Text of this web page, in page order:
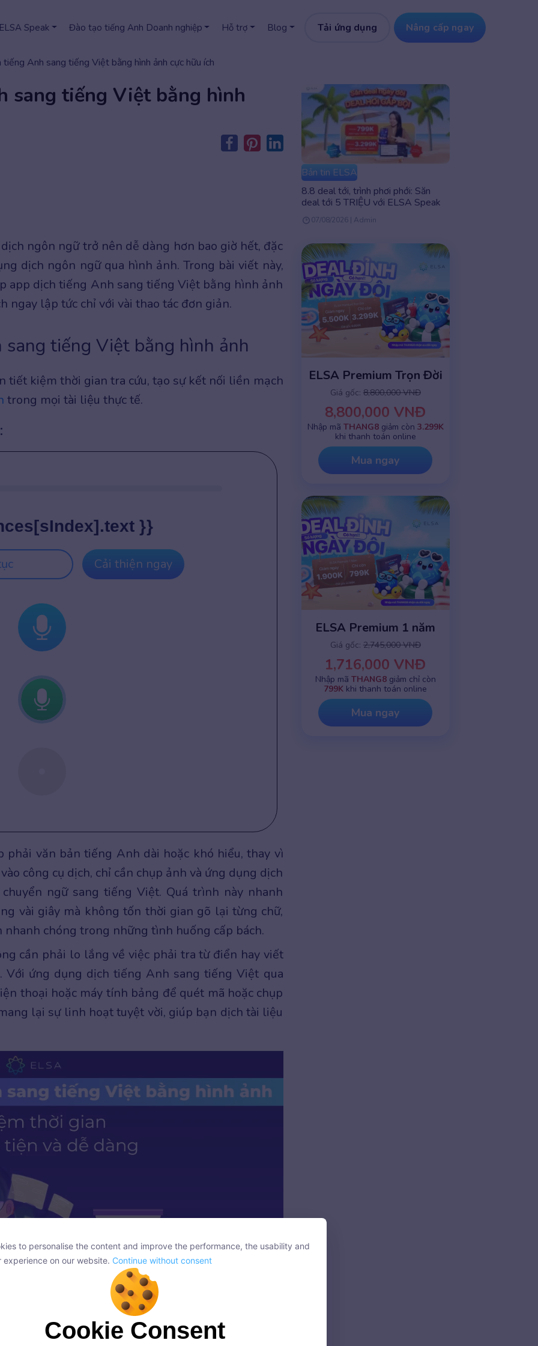
Speak Đào tạo tiếng Anh Doanh nghiệp Hỗ trợ Blog Tải ứng dụng Nâng cấp ngay
tiếng Anh sang tiếng Việt bằng hình ảnh cực hữu ích
sang tiếng Việt bằng hình
ngôn ngữ trở nên dễ dàng hơn bao giờ hết, đặc
dịch ngôn ngữ qua hình ảnh. Trong bài viết này,
app dịch tiếng Anh sang tiếng Việt bằng hình ảnh
ngay lập tức chỉ với vài thao tác đơn giản.
tiếng Việt bằng hình ảnh
kiệm thời gian tra cứu, tạo sự kết nối liền mạch
trong mọi tài liệu thực tế.
}}
Cải thiện ngay
phải văn bản tiếng Anh dài hoặc khó hiểu, thay vì
công cụ dịch, chỉ cần chụp ảnh và ứng dụng dịch
ngữ sang tiếng Việt. Quá trình này nhanh
vài giây mà không tốn thời gian gõ lại từng chữ,
chóng trong những tình huống cấp bách.
cần phải lo lắng về việc phải tra từ điển hay viết
Với ứng dụng dịch tiếng Anh sang tiếng Việt qua
thoại hoặc máy tính bảng để quét mã hoặc chụp
lại sự linh hoạt tuyệt vời, giúp bạn dịch tài liệu
app dịch tiếng Anh sang tiếng Việt bằng hình ảnh
Bản tin ELSA
8.8 deal tới, trình phơi phới: Săn
deal tới 5 TRIỆU với ELSA Speak
07/08/2026 | Admin
ELSA Premium Trọn Đời
Giá gốc: 8,800,000 VNĐ
8,800,000 VNĐ
Nhập mã THANG8giảm còn 3.299K
khi thanh toán online
Mua ngay
ELSA Premium 1 năm
Giá gốc: 2,745,000 VNĐ
1,716,000 VNĐ
Nhập mã THANG8giảm chỉ còn
799K khi thanh toán online
Mua ngay
to personalise the content and improve the performance, the usability and
on our website.
Continue without consent
Cookie Consent
to personalise the content and improve the performance, the usability and
experience on our website. Continue without consent
Cookie Consent